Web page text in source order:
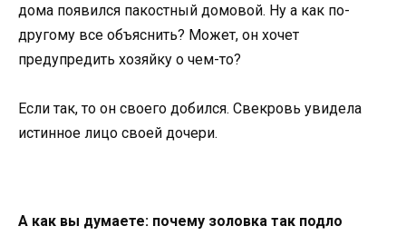
дома появился пакостный домовой. Ну а как по-
другому все объяснить? Может, он хочет
предупредить хозяйку о чем-то?
Если так, то он своего добился. Свекровь увидела
истинное лицо своей дочери.
А как вы думаете: почему золовка так подло